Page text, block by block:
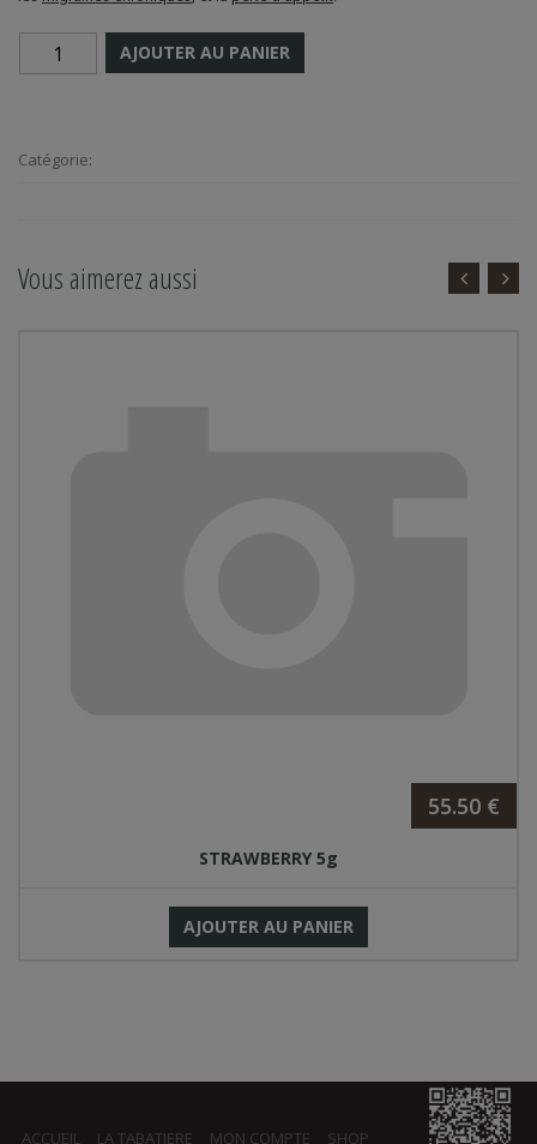
AJOUTER AU PANIER
Catégorie:
Vous aimerez aussi
55.50 €
STRAWBERRY 5g
AJOUTER AU PANIER
ACCUEIL LA TABATIERE MON COMPTE SHOP